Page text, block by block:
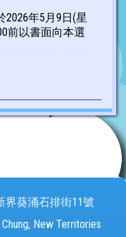
年5月9日(星
前以書面向本選
界葵涌石排街11號
New Territories